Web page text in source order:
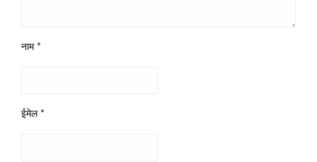
नाम *
ईमेल *